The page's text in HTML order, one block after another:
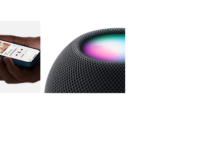
图像 4 图库 图像 5